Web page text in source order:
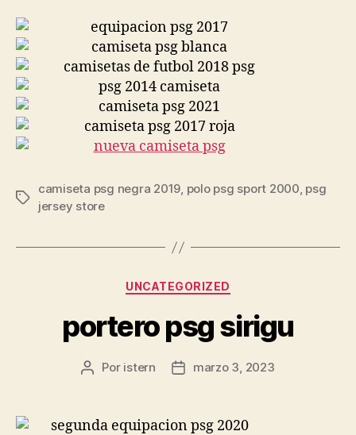
Etiquetas
camiseta psg negra 2019, polo psg sport 2000, psg
jersey store
Categorías
UNCATEGORIZED
portero psg sirigu
Autor
entrada
Por istern
Fecha
entrada
marzo 3, 2023